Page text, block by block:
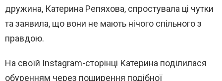
дружина, Катерина Репяхова, спростувала ці чутки
та заявила, що вони не мають нічого спільного з
правдою.
На своїй Instagram-сторінці Катерина поділилася
обуренням через поширення подібної